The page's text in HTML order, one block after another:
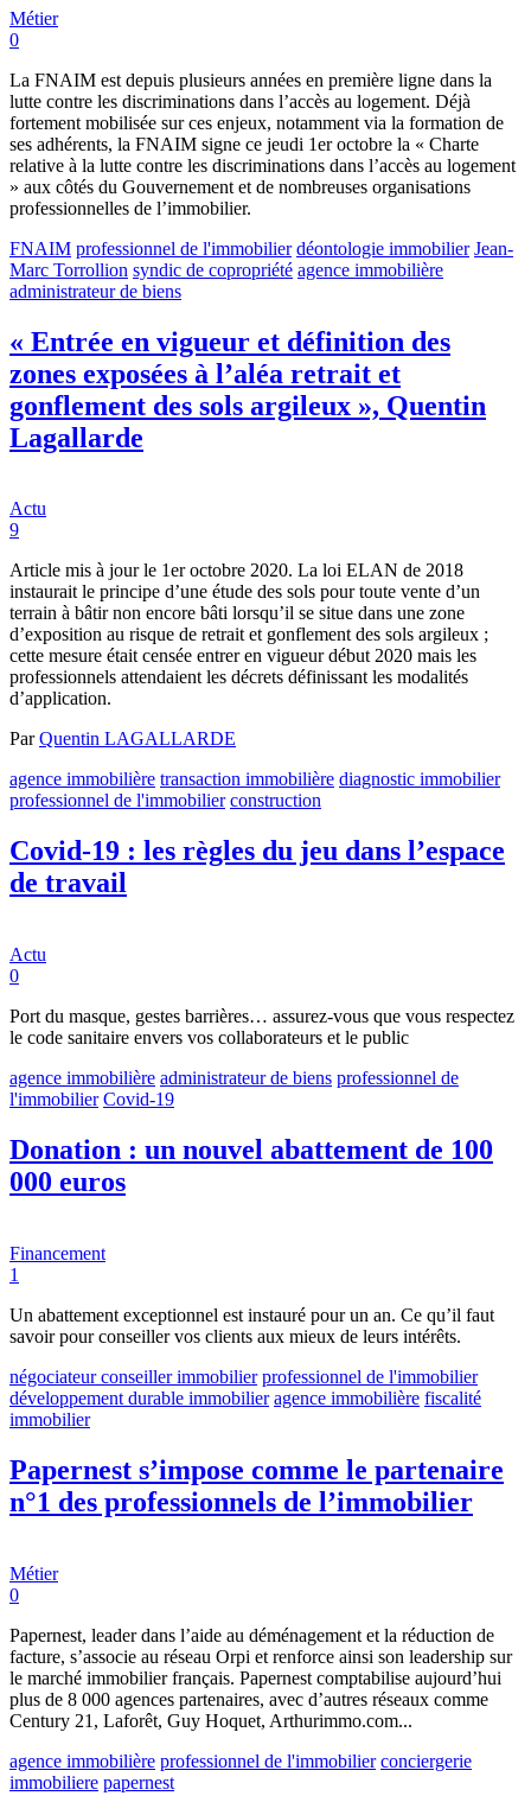
Métier
0
La FNAIM est depuis plusieurs années en première ligne dans la
lutte contre les discriminations dans l’accès au logement. Déjà
fortement mobilisée sur ces enjeux, notamment via la formation de
ses adhérents, la FNAIM signe ce jeudi 1er octobre la « Charte
relative à la lutte contre les discriminations dans l’accès au logement
» aux côtés du Gouvernement et de nombreuses organisations
professionnelles de l’immobilier.
FNAIM professionnel de l'immobilier déontologie immobilier Jean-
Marc Torrollion syndic de copropriété agence immobilière
administrateur de biens
« Entrée en vigueur et définition des
zones exposées à l’aléa retrait et
gonflement des sols argileux », Quentin
Lagallarde
Actu
9
Article mis à jour le 1er octobre 2020. La loi ELAN de 2018
instaurait le principe d’une étude des sols pour toute vente d’un
terrain à bâtir non encore bâti lorsqu’il se situe dans une zone
d’exposition au risque de retrait et gonflement des sols argileux ;
cette mesure était censée entrer en vigueur début 2020 mais les
professionnels attendaient les décrets définissant les modalités
d’application.
ParQuentin LAGALLARDE
agence immobilière transaction immobilière diagnostic immobilier
professionnel de l'immobilier construction
Covid-19 : les règles du jeu dans l’espace
de travail
Actu
0
Port du masque, gestes barrières… assurez-vous que vous respectez
le code sanitaire envers vos collaborateurs et le public
agence immobilière administrateur de biens professionnel de
l'immobilier Covid-19
Donation : un nouvel abattement de 100
000 euros
Financement
1
Un abattement exceptionnel est instauré pour un an. Ce qu’il faut
savoir pour conseiller vos clients aux mieux de leurs intérêts.
négociateur conseiller immobilier professionnel de l'immobilier
développement durable immobilier agence immobilière fiscalité
immobilier
Papernest s’impose comme le partenaire
n°1 des professionnels de l’immobilier
Métier
0
Papernest, leader dans l’aide au déménagement et la réduction de
facture, s’associe au réseau Orpi et renforce ainsi son leadership sur
le marché immobilier français. Papernest comptabilise aujourd’hui
plus de 8 000 agences partenaires, avec d’autres réseaux comme
Century 21, Laforêt, Guy Hoquet, Arthurimmo.com...
agence immobilière professionnel de l'immobilier conciergerie
immobiliere papernest